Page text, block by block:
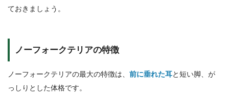
ておきましょう。
ノーフォークテリアの特徴
ノーフォークテリアの最大の特徴は、 前に垂れた耳と短い脚、が
っしりとした体格です。